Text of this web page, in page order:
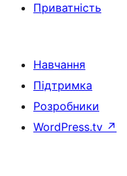
Приватність
Навчання
Підтримка
Розробники
WordPress.tv ↗